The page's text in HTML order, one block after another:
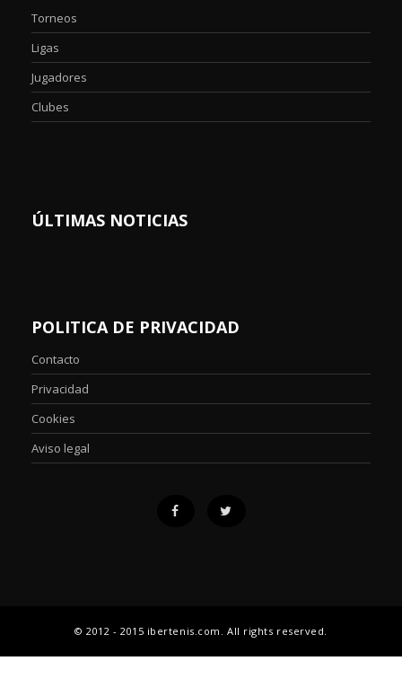
Torneos
Ligas
Jugadores
Clubes
ÚLTIMAS NOTICIAS
POLITICA DE PRIVACIDAD
Contacto
Privacidad
Cookies
Aviso legal
© 2012 - 2015 ibertenis.com. All rights reserved.